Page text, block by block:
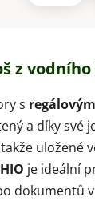
z
s
a díky své
uložené
je ideální
dokumentů